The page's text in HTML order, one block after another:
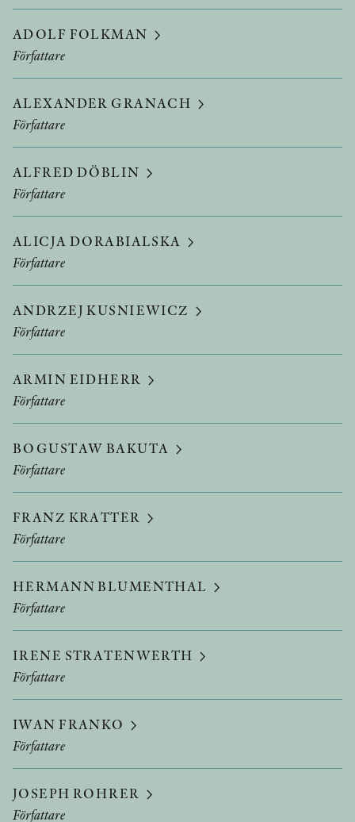
ADOLF FOLKMAN
Författare
ALEXANDER GRANACH
Författare
ALFRED DÖBLIN
Författare
ALICJA DORABIALSKA
Författare
ANDRZEJ KUSNIEWICZ
Författare
ARMIN EIDHERR
Författare
BOGUSTAW BAKUTA
Författare
FRANZ KRATTER
Författare
HERMANN BLUMENTHAL
Författare
IRENE STRATENWERTH
Författare
IWAN FRANKO
Författare
JOSEPH ROHRER
Författare